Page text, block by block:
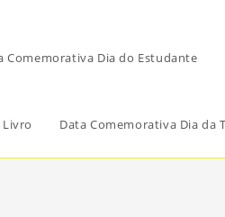
Comemorativa Dia do Estudante
Data Comemorativa Dia da